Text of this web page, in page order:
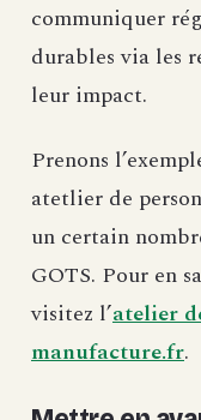
communiquer
durables via les
leur impact.
Prenons
atetlier de
un certain
GOTS. Pour en
visitez l’atelier
manufacture.fr.